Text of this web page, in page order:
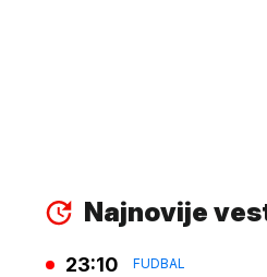
Najnovije
FUDBAL
23:10